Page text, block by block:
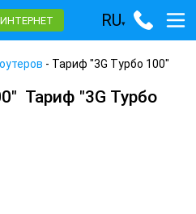
RU▾
- Тариф "3G Турбо 100"
Тариф "3G Турбо